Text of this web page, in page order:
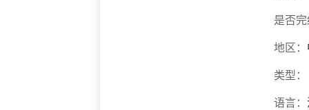
是否
地区：
类型：
语言：